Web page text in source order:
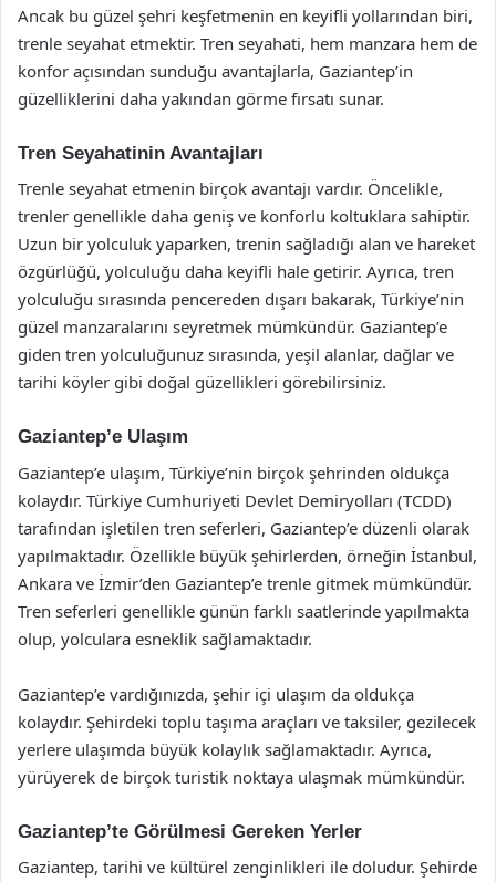
Ancak bu güzel şehri keşfetmenin en keyifli yollarından biri,
trenle seyahat etmektir. Tren seyahati, hem manzara hem de
konfor açısından sunduğu avantajlarla, Gaziantep’in
güzelliklerini daha yakından görme fırsatı sunar.
Tren Seyahatinin Avantajları
Trenle seyahat etmenin birçok avantajı vardır. Öncelikle,
trenler genellikle daha geniş ve konforlu koltuklara sahiptir.
Uzun bir yolculuk yaparken, trenin sağladığı alan ve hareket
özgürlüğü, yolculuğu daha keyifli hale getirir. Ayrıca, tren
yolculuğu sırasında pencereden dışarı bakarak, Türkiye’nin
güzel manzaralarını seyretmek mümkündür. Gaziantep’e
giden tren yolculuğunuz sırasında, yeşil alanlar, dağlar ve
tarihi köyler gibi doğal güzellikleri görebilirsiniz.
Gaziantep’e Ulaşım
Gaziantep’e ulaşım, Türkiye’nin birçok şehrinden oldukça
kolaydır. Türkiye Cumhuriyeti Devlet Demiryolları (TCDD)
tarafından işletilen tren seferleri, Gaziantep’e düzenli olarak
yapılmaktadır. Özellikle büyük şehirlerden, örneğin İstanbul,
Ankara ve İzmir’den Gaziantep’e trenle gitmek mümkündür.
Tren seferleri genellikle günün farklı saatlerinde yapılmakta
olup, yolculara esneklik sağlamaktadır.
Gaziantep’e vardığınızda, şehir içi ulaşım da oldukça
kolaydır. Şehirdeki toplu taşıma araçları ve taksiler, gezilecek
yerlere ulaşımda büyük kolaylık sağlamaktadır. Ayrıca,
yürüyerek de birçok turistik noktaya ulaşmak mümkündür.
Gaziantep’te Görülmesi Gereken Yerler
Gaziantep, tarihi ve kültürel zenginlikleri ile doludur. Şehirde